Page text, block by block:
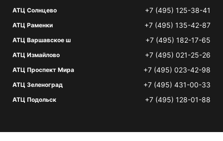
АТЦ Солнцево +7 (495) 125-38-41
АТЦ Раменки +7 (495) 135-42-87
АТЦ Варшавское ш +7 (495) 182-17-65
АТЦ Измайлово +7 (495) 021-25-26
АТЦ Проспект Мира +7 (495) 023-42-98
АТЦ Зеленоград +7 (495) 431-00-33
АТЦ Подольск +7 (495) 128-01-88